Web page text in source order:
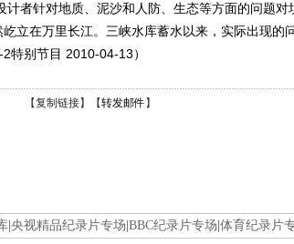
计者针对地质、泥沙和人防、生态等方面的问题对
立在万里长江。三峡水库蓄水以来，实际出现的
特别节目 2010-04-13）
【复制链接】【转发邮件 】
央视精品纪录片专场 BBC纪录片专场 体育纪录片